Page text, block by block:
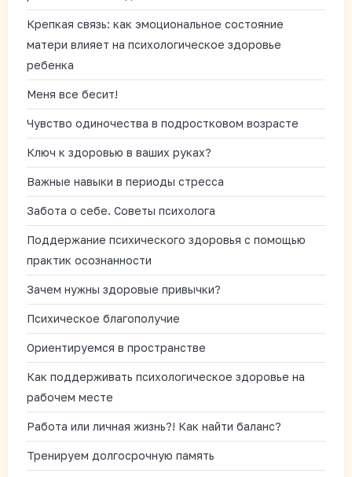
Крепкая связь: как эмоциональное состояние
матери влияет на психологическое здоровье
ребенка
Меня все бесит!
Чувство одиночества в подростковом возрасте
Ключ к здоровью в ваших руках?
Важные навыки в периоды стресса
Забота о себе. Советы психолога
Поддержание психического здоровья с помощью
практик осознанности
Зачем нужны здоровые привычки?
Психическое благополучие
Ориентируемся в пространстве
Как поддерживать психологическое здоровье на
рабочем месте
Работа или личная жизнь?! Как найти баланс?
Тренируем долгосрочную память